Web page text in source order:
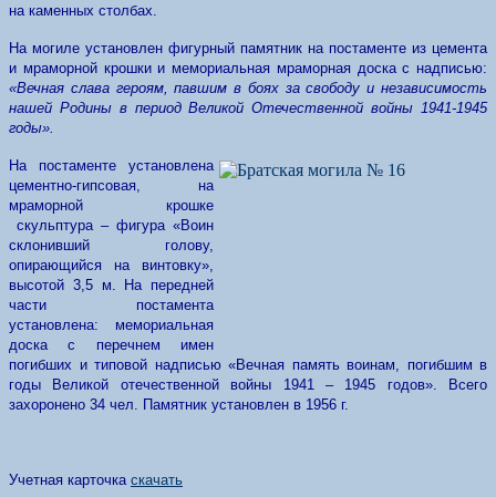
на каменных столбах.
На могиле установлен фигурный памятник на постаменте из цемента
и мраморной крошки и мемориальная мраморная доска с надписью:
«Вечная слава героям, павшим в боях за свободу и независимость
нашей Родины в период Великой Отечественной войны 1941-1945
годы».
На постаменте установлена
цементно-гипсовая, на
мраморной крошке
скульптура – фигура «Воин
склонивший голову,
опирающийся на винтовку»,
высотой 3,5 м. На передней
части постамента
установлена: мемориальная
доска с перечнем имен
погибших и типовой надписью «Вечная память воинам, погибшим в
годы Великой отечественной войны 1941 – 1945 годов». Всего
захоронено 34 чел. Памятник установлен в 1956 г.
Учетная карточка скачать